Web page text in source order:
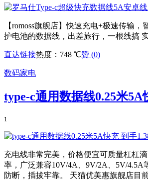
【romoss旗舰店】快速充电+极速传输
护电池的数据线，出差旅行，一根线搞
直达链接热度：748 ℃赞 (0)
数码家电
type-c通用数据线0.25米5A
1
充电线非常完美，价格便宜可质量杠杠
率，广泛兼容10V/4A、9V/2A、5V/
防断，插拔牢靠。 天猫优美惠旗舰店目